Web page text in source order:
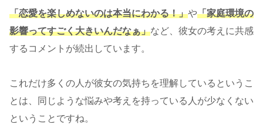
「恋愛を楽しめないのは本当にわかる！」や「家庭環境の
影響ってすごく大きいんだなぁ」など、彼女の考えに共感
するコメントが続出しています。
これだけ多くの人が彼女の気持ちを理解しているというこ
とは、同じような悩みや考えを持っている人が少なくない
ということですね。